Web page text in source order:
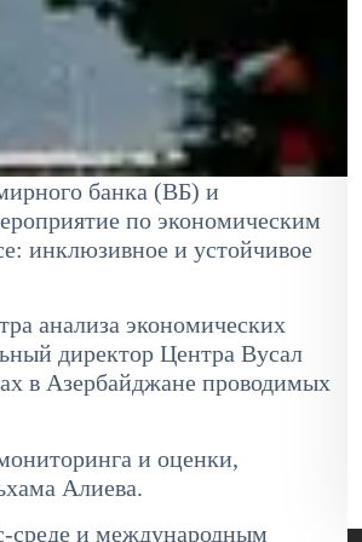
банка (ВБ) и
по экономическим
инклюзивное и устойчивое
анализа экономических
директор Центра Вусал
в Азербайджане проводимых
и оценки,
Алиева.
среде и международным